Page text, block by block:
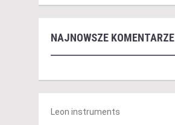
NAJNOWSZE KOMENTARZE
Leon instruments